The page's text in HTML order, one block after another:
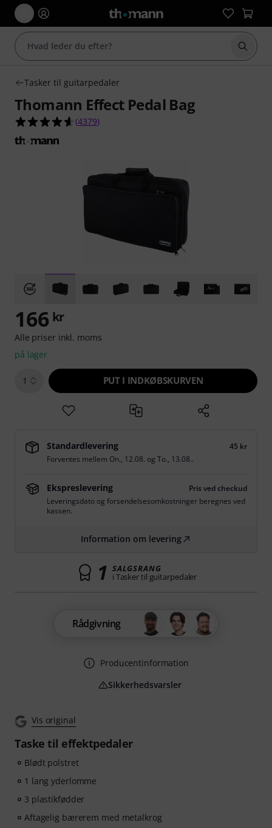
Start
Tasker til guitarpedaler
Thomann Effect Pedal Bag
4.6 ud af 5 stjerner fra 4379 kundebedømmelser
(4379)
Vis original
Taske til effektpedaler
Blødt polstret
1 lang yderlomme
3 plastikfødder
Aftagelig bærerem med metalkrog
166 kr
Alle priser inkl. moms
på lager
1 PUT I INDKØBSKURVEN
Standardlevering
45 kr
Forventes mellem On., 12.08. og To., 13.08..
Ekspreslevering
Pris ved checkud
Leveringsdato og forsendelsesomkostninger beregnes ved
kassen.
Information om levering
1 SALGSRANG
i Tasker til guitarpedaler
Rådgivning
Producentinformation
Sikkerhedsvarsler